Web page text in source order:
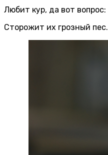
Любит кур, да вот вопрос:
Сторожит их грозный пес.